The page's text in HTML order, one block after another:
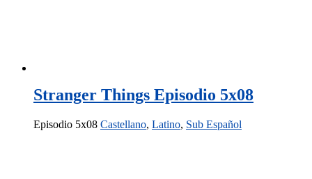
Stranger Things Episodio 5x08
Episodio 5x08 Castellano, Latino, Sub Español